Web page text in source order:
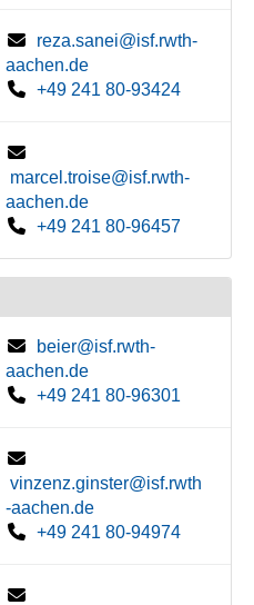
reza.sanei@isf.rwth-
aachen.de
+49 241 80-93424
marcel.troise@isf.rwth-
aachen.de
+49 241 80-96457
beier@isf.rwth-
aachen.de
+49 241 80-96301
vinzenz.ginster@isf.rwth
-aachen.de
+49 241 80-94974